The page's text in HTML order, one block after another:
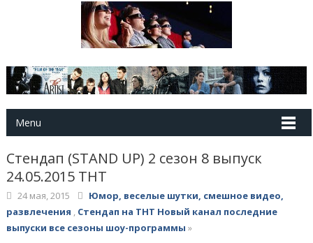
Menu
Стендап (STAND UP) 2 сезон 8 выпуск
24.05.2015 ТНТ
24 мая, 2015
Юмор, веселые шутки, смешное видео,
развлечения
Стендап на ТНТ Новый канал последние
выпуски все сезоны шоу-программы »